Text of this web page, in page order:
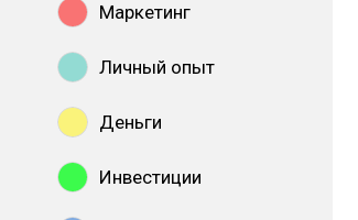
Маркетинг
Личный опыт
Деньги
Инвестиции